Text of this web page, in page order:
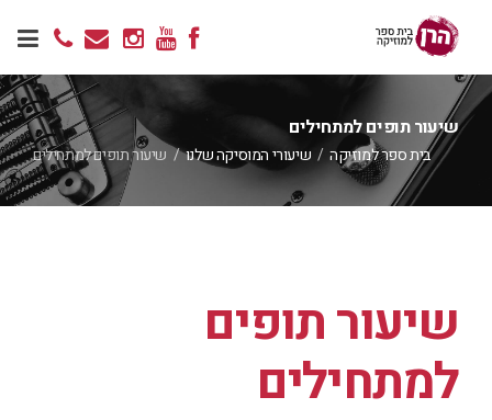
שיעור תופים למתחילים
בית ספר למוזיקה / שיעורי המוסיקה שלנו/ שיעור תופים למתחילים
שיעור תופים
למתחילים